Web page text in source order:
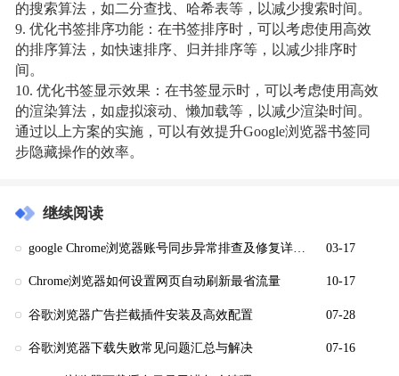
的搜索算法，如二分查找、哈希表等，以减少搜索时间。
9. 优化书签排序功能：在书签排序时，可以考虑使用高效
的排序算法，如快速排序、归并排序等，以减少排序时
间。
10. 优化书签显示效果：在书签显示时，可以考虑使用高效
的渲染算法，如虚拟滚动、懒加载等，以减少渲染时间。
通过以上方案的实施，可以有效提升Google浏览器书签同
步隐藏操作的效率。
继续阅读
google Chrome浏览器账号同步异常排查及修复详解教程 03-17
Chrome浏览器如何设置网页自动刷新最省流量 10-17
谷歌浏览器广告拦截插件安装及高效配置 07-28
谷歌浏览器下载失败常见问题汇总与解决 07-16